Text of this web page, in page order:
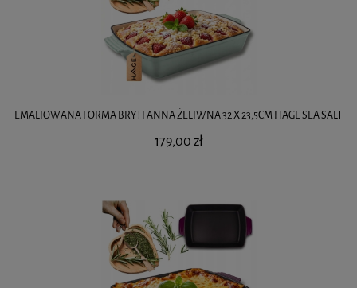
EMALIOWANA FORMA BRYTFANNA ŻELIWNA 32 X 23,5CM HAGE SEA SALT
179,00 zł